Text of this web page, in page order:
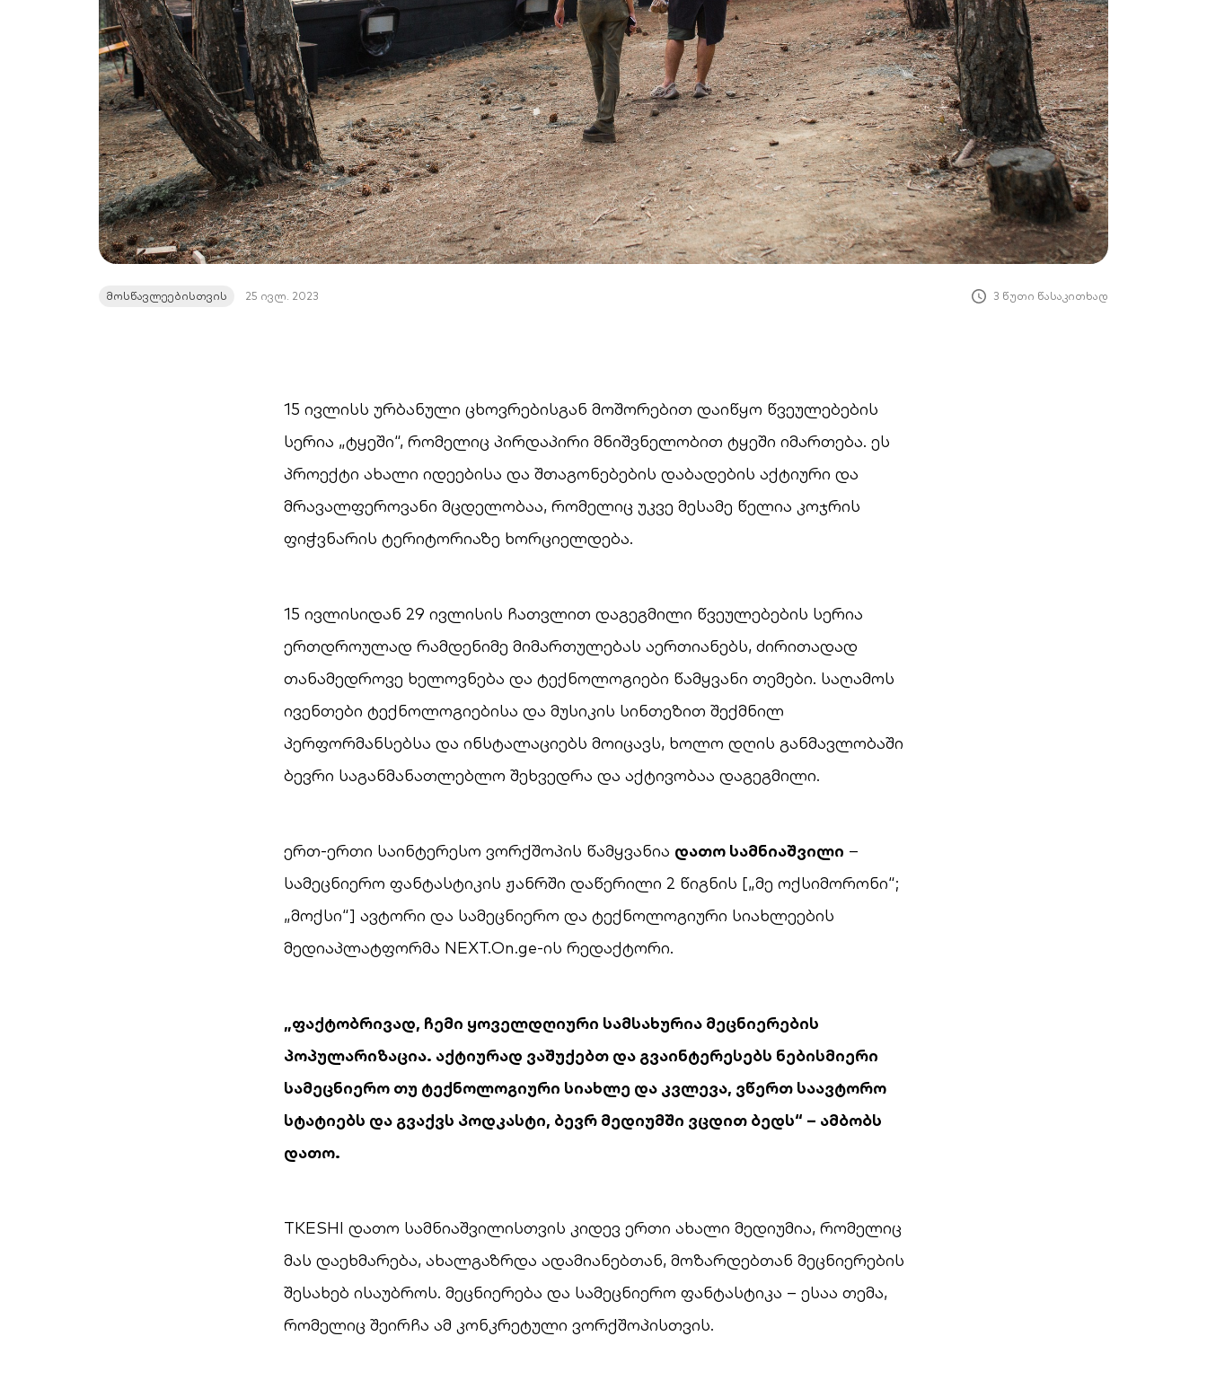
მოსწავლეებისთვის 25 ივლ. 2023 3 წუთი წასაკითხად
15 ივლისს ურბანული ცხოვრებისგან მოშორებით დაიწყო წვეულებების
სერია „ტყეში“, რომელიც პირდაპირი მნიშვნელობით ტყეში იმართება. ეს
პროექტი ახალი იდეებისა და შთაგონებების დაბადების აქტიური და
მრავალფეროვანი მცდელობაა, რომელიც უკვე მესამე წელია კოჯრის
ფიჭვნარის ტერიტორიაზე ხორციელდება.
15 ივლისიდან 29 ივლისის ჩათვლით დაგეგმილი წვეულებების სერია
ერთდროულად რამდენიმე მიმართულებას აერთიანებს, ძირითადად
თანამედროვე ხელოვნება და ტექნოლოგიები წამყვანი თემები. საღამოს
ივენთები ტექნოლოგიებისა და მუსიკის სინთეზით შექმნილ
პერფორმანსებსა და ინსტალაციებს მოიცავს, ხოლო დღის განმავლობაში
ბევრი საგანმანათლებლო შეხვედრა და აქტივობაა დაგეგმილი.
ერთ-ერთი საინტერესო ვორქშოპის წამყვანია დათო სამნიაშვილი –
სამეცნიერო ფანტასტიკის ჟანრში დაწერილი 2 წიგნის [„მე ოქსიმორონი“;
„მოქსი“] ავტორი და სამეცნიერო და ტექნოლოგიური სიახლეების
მედიაპლატფორმა NEXT.On.ge-ის რედაქტორი.
„ფაქტობრივად, ჩემი ყოველდღიური სამსახურია მეცნიერების
პოპულარიზაცია. აქტიურად ვაშუქებთ და გვაინტერესებს ნებისმიერი
სამეცნიერო თუ ტექნოლოგიური სიახლე და კვლევა, ვწერთ საავტორო
სტატიებს და გვაქვს პოდკასტი, ბევრ მედიუმში ვცდით ბედს“ – ამბობს
დათო.
TKESHI დათო სამნიაშვილისთვის კიდევ ერთი ახალი მედიუმია, რომელიც
მას დაეხმარება, ახალგაზრდა ადამიანებთან, მოზარდებთან მეცნიერების
შესახებ ისაუბროს. მეცნიერება და სამეცნიერო ფანტასტიკა – ესაა თემა,
რომელიც შეირჩა ამ კონკრეტული ვორქშოპისთვის.